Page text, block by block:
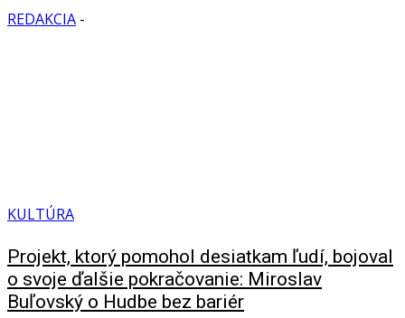
REDAKCIA -
KULTÚRA
Projekt, ktorý pomohol desiatkam ľudí, bojoval
o svoje ďalšie pokračovanie: Miroslav
Buľovský o Hudbe bez bariér